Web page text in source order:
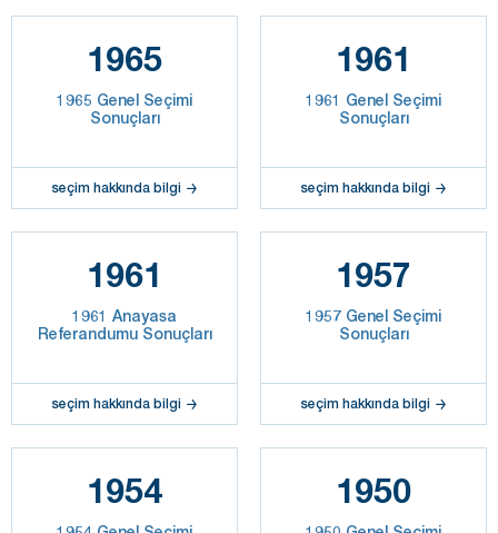
1965
1965 Genel Seçimi
Sonuçları
seçim hakkında bilgi
1961
1961 Genel Seçimi
Sonuçları
seçim hakkında bilgi
1961
1961 Anayasa
Referandumu Sonuçları
seçim hakkında bilgi
1957
1957 Genel Seçimi
Sonuçları
seçim hakkında bilgi
1954 1950